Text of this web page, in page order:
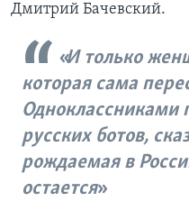
Дмитрий Бачевский.
И только
которая сама
Одноклассниками
русских ботов,
рождаемая в
остается